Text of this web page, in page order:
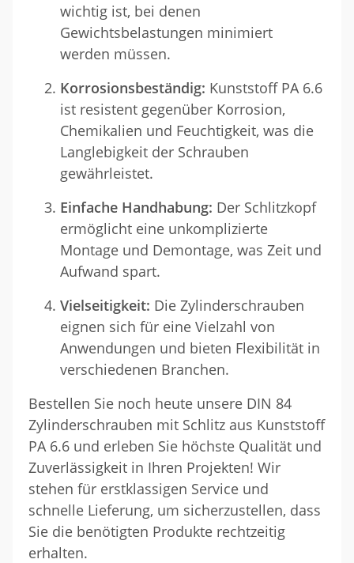
wichtig ist, bei denen
Gewichtsbelastungen minimiert
werden müssen.
Korrosionsbeständig: Kunststoff PA 6.6
ist resistent gegenüber Korrosion,
Chemikalien und Feuchtigkeit, was die
Langlebigkeit der Schrauben
gewährleistet.
Einfache Handhabung: Der Schlitzkopf
ermöglicht eine unkomplizierte
Montage und Demontage, was Zeit und
Aufwand spart.
Vielseitigkeit: Die Zylinderschrauben
eignen sich für eine Vielzahl von
Anwendungen und bieten Flexibilität in
verschiedenen Branchen.
Bestellen Sie noch heute unsere DIN 84
Zylinderschrauben mit Schlitz aus Kunststoff
PA 6.6 und erleben Sie höchste Qualität und
Zuverlässigkeit in Ihren Projekten! Wir
stehen für erstklassigen Service und
schnelle Lieferung, um sicherzustellen, dass
Sie die benötigten Produkte rechtzeitig
erhalten.